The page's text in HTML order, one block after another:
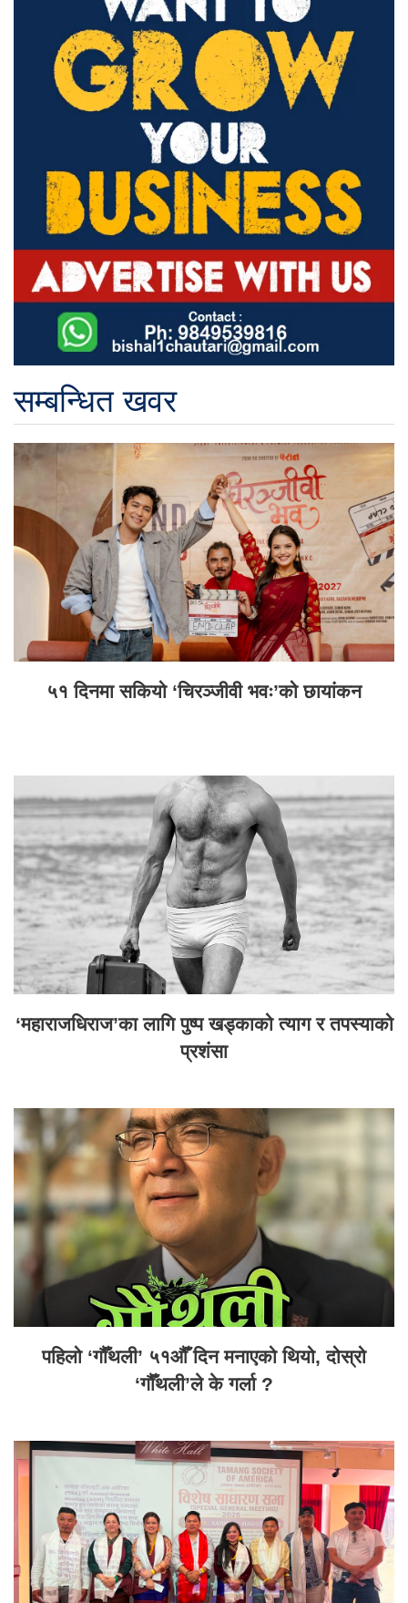
सम्बन्धित खवर
५१ दिनमा सकियो ‘चिरञ्जीवी भवः’को छायांकन
‘महाराजधिराज’का लागि पुष्प खड्काको त्याग र तपस्याको
प्रशंसा
पहिलो ‘गौँथली’ ५१औँ दिन मनाएको थियो, दोस्रो
‘गौँथली’ले के गर्ला ?